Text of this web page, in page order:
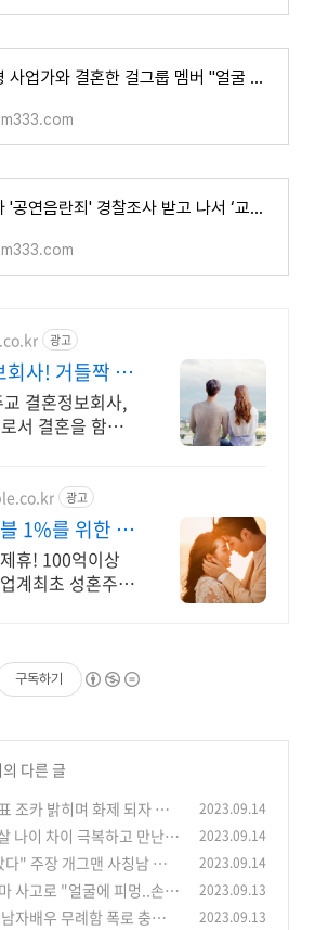
유명 사업가와 결혼한 걸그룹 멤버 "얼굴 피멍에 골절까지.."...안타까운 소식 전하여 충격 - 트렌
화사 '공연음란죄' 경찰조사 받고 나서 ‘교복 성상품화'로 또 다시 논란 터지자 울분 토로하며
광고
사! 거들짝 이
받아보기
결혼정보회사,
서 결혼을 함께
광고
1%를 위한 상
휴! 100억이상
계최초 성혼주의
구독하기
다른 글
조카 밝히며 화제 되자 공
계 재조명 (0)
2023.09.14
나이 차이 극복하고 만난
(0)
2023.09.14
" 주장 개그맨 사칭남 동
(0)
2023.09.14
사고로 "얼굴에 피멍..손목
(0)
2023.09.13
자배우 무례함 폭로 충격적
2023.09.13